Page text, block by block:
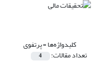
کلیدواژه‌ها =پرتفوی
تعداد مقالات: 4